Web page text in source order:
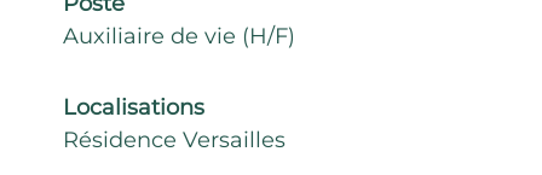
Auxiliaire de vie (H/F)
Localisations
Résidence Versailles